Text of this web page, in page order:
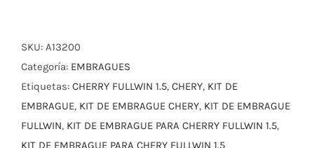
CHERY
FULLWIN
1.5
cantidad
SKU: A13200
Categoría: EMBRAGUES
Etiquetas: CHERRY FULLWIN 1.5, CHERY, KIT DE
EMBRAGUE, KIT DE EMBRAGUE CHERY, KIT DE EMBRAGUE
FULLWIN, KIT DE EMBRAGUE PARA CHERRY FULLWIN 1.5,
KIT DE EMBRAGUE PARA CHERY FULLWIN 1.5